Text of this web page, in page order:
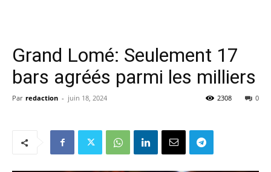
Grand Lomé: Seulement 17
bars agréés parmi les milliers
Par redaction - juin 18, 2024 0
2308